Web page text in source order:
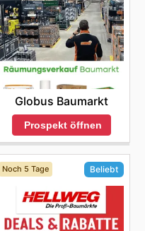
Globus Baumarkt
Prospekt öffnen
Noch 5 Tage Beliebt